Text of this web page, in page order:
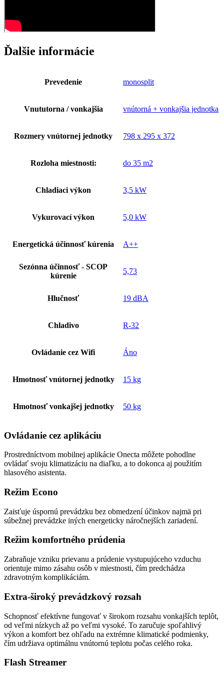
Ďalšie informácie
Prevedenie monosplit
Vnututorna / vonkajšia vnútorná + vonkajšia jednotka
Rozmery vnútornej jednotky 798 x 295 x 372
Rozloha miestnosti: do 35 m2
Chladiaci výkon 3,5 kW
Vykurovací výkon 5,0 kW
Energetická účinnosť kúrenia A++
Sezónna účinnosť - SCOP
kúrenie
5,73
Hlučnosť 19 dBA
Chladivo R-32
Ovládanie cez Wifi Áno
Hmotnosť vnútornej jednotky 15 kg
Hmotnosť vonkajšej jednotky 50 kg
Ovládanie cez aplikáciu
Prostredníctvom mobilnej aplikácie Onecta môžete pohodlne
ovládať svoju klimatizáciu na diaľku, a to dokonca aj použitím
hlasového asistenta.
Režim Econo
Zaisťuje úspornú prevádzku bez obmedzení účinkov najmä pri
súbežnej prevádzke iných energeticky náročnejších zariadení.
Režim komfortného prúdenia
Zabraňuje vzniku prievanu a prúdenie vystupujúceho vzduchu
orientuje mimo zásahu osôb v miestnosti, čím predchádza
zdravotným komplikáciám.
Extra-široký prevádzkový rozsah
Schopnosť efektívne fungovať v širokom rozsahu vonkajších teplôt,
od veľmi nízkych až po veľmi vysoké. To zaručuje spoľahlivý
výkon a komfort bez ohľadu na extrémne klimatické podmienky,
čím udržiava optimálnu vnútornú teplotu počas celého roka.
Flash Streamer